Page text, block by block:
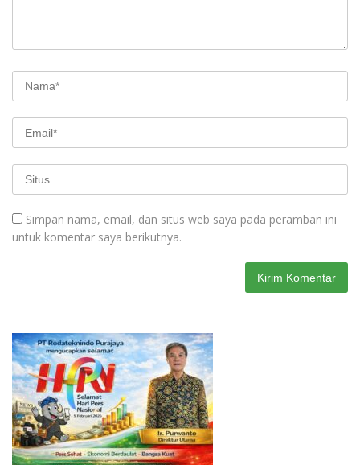
Simpan nama, email, dan situs web saya pada peramban ini
untuk komentar saya berikutnya.